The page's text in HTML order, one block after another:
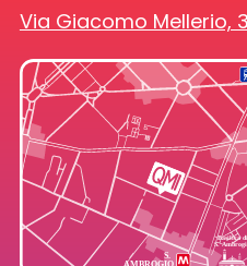
Via Giacomo Mellerio,